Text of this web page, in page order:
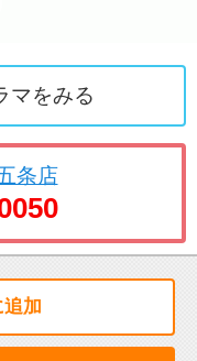
マをみる
条店
加